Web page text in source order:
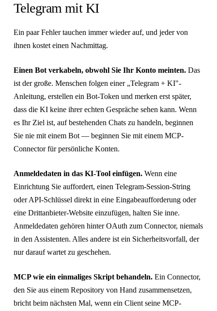
Telegram mit KI
Ein paar Fehler tauchen immer wieder auf, und jeder von
ihnen kostet einen Nachmittag.
Einen Bot verkabeln, obwohl Sie Ihr Konto meinten. Das
ist der große. Menschen folgen einer „Telegram + KI"-
Anleitung, erstellen ein Bot-Token und merken erst später,
dass die KI keine ihrer echten Gespräche sehen kann. Wenn
es Ihr Ziel ist, auf bestehenden Chats zu handeln, beginnen
Sie nie mit einem Bot — beginnen Sie mit einem MCP-
Connector für persönliche Konten.
Anmeldedaten in das KI-Tool einfügen. Wenn eine
Einrichtung Sie auffordert, einen Telegram-Session-String
oder API-Schlüssel direkt in eine Eingabeaufforderung oder
eine Drittanbieter-Website einzufügen, halten Sie inne.
Anmeldedaten gehören hinter OAuth zum Connector, niemals
in den Assistenten. Alles andere ist ein Sicherheitsvorfall, der
nur darauf wartet zu geschehen.
MCP wie ein einmaliges Skript behandeln. Ein Connector,
den Sie aus einem Repository von Hand zusammensetzen,
bricht beim nächsten Mal, wenn ein Client seine MCP-